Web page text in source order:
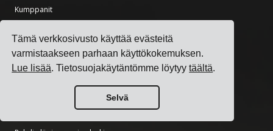
Tämä verkkosivusto käyttää evästeitä
varmistaakseen parhaan käyttökokemuksen.
Lue lisää. Tietosuojakäytäntömme löytyytäältä.
Selvä
Kumppanit
Työkalut
Kuljetusten CO2-laskin
Kansallisten vapaapäivien etsijä